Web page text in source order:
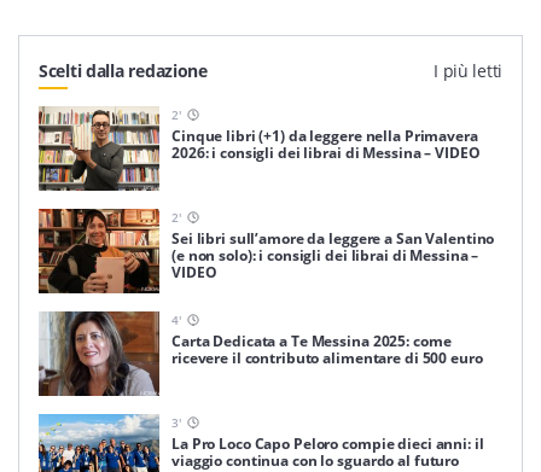
Iscriviti
Scelti dalla redazione I più letti
2'
Cinque libri (+1) da leggere nella Primavera
2026: i consigli dei librai di Messina – VIDEO
2'
Sei libri sull’amore da leggere a San Valentino
(e non solo): i consigli dei librai di Messina –
VIDEO
4'
Carta Dedicata a Te Messina 2025: come
ricevere il contributo alimentare di 500 euro
3'
La Pro Loco Capo Peloro compie dieci anni: il
viaggio continua con lo sguardo al futuro